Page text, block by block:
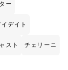
ー
デイト
スト チェリーニ